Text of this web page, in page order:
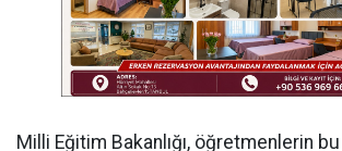
Milli Eğitim Bakanlığı, öğretmenlerin